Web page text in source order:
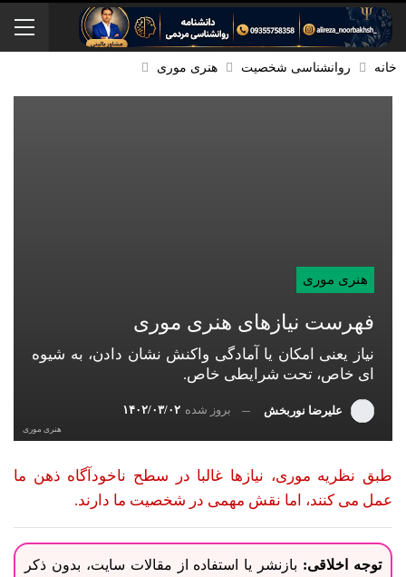
خانه روانشناسی شخصیت هنری موری
هنری موری
فهرست نیازهای هنری موری
نیاز یعنی امکان یا آمادگی واکنش نشان دادن، به شیوه
ای خاص، تحت شرایطی خاص.
علیرضا نوربخش بروز شده ۱۴۰۲/۰۳/۰۲
هنری موری
طبق نظریه موری، نیازها غالبا در سطح ناخودآگاه ذهن ما
عمل می کنند، اما نقش مهمی در شخصیت ما دارند.
توجه اخلاقی: بازنشر یا استفاده از مقالات سایت، بدون ذکر